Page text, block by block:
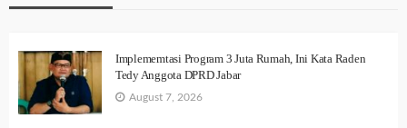
Implememtasi Program 3 Juta Rumah, Ini Kata Raden
Tedy Anggota DPRD Jabar
August 7, 2026